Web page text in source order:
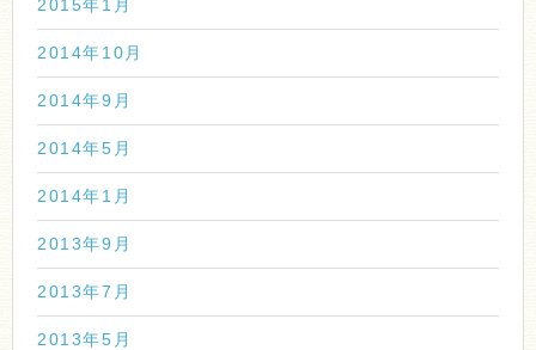
2015年1月
2014年10月
2014年9月
2014年5月
2014年1月
2013年9月
2013年7月
2013年5月